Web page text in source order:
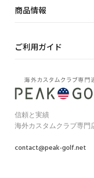
商品情報
ご利用ガイド
信頼と実績
海外カスタムクラブ専門
contact@peak-golf.net